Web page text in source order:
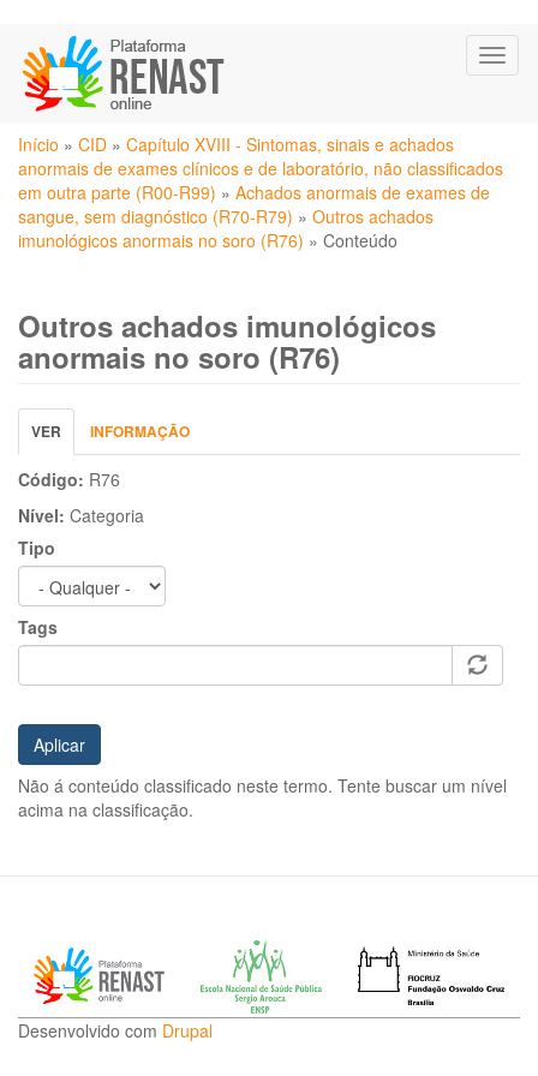
para
conteúdo
principal
Você
está
aqui
Início » CID » Capítulo XVIII - Sintomas, sinais e achados
anormais de exames clínicos e de laboratório, não classificados
em outra parte (R00-R99) » Achados anormais de exames de
sangue, sem diagnóstico (R70-R79) » Outros achados
imunológicos anormais no soro (R76) » Conteúdo
Outros achados imunológicos
anormais no soro (R76)
Abas
primárias
VER (ABA
ATIVA)
INFORMAÇÃO
Código: R76
Nível: Categoria
Tipo
Tags
Aplicar
Não á conteúdo classificado neste termo. Tente buscar um nível
acima na classificação.
Desenvolvido com Drupal